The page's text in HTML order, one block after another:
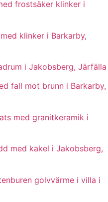
frostsäker klinker i
klinker i Barkarby,
i Jakobsberg, Järfälla
fall mot brunn i Barkarby,
med granitkeramik i
med kakel i Jakobsberg,
golvvärme i villa i